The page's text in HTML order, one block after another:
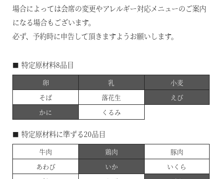
場合によっては会席の変更やアレルギー対応メニューのご案内
になる場合もございます。
必ず、予約時に申告して頂きますようお願いします。
■特定原材料8品目
卵 乳
小麦
そば
落花生
えび
かに
くるみ
■特定原材料に準ずる20品目
牛肉 鶏肉
豚肉
あわび
いか
いくら